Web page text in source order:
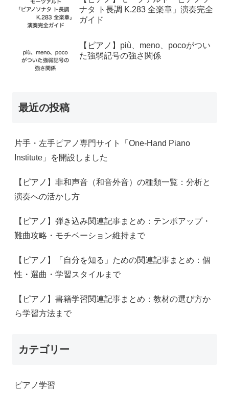
ナタ ト長調 K.283 全楽章」演奏完全
ガイド
【ピアノ】più、meno、pocoがつい
た強弱記号の強さ関係
最近の投稿
片手・左手ピアノ専門サイト「One-Hand Piano
Institute」を開設しました
【ピアノ】非和声音（和音外音）の種類一覧：分析と
演奏への活かし方
【ピアノ】弾き込み関連記事まとめ：テンポアップ・
難曲攻略・モチベーション維持まで
【ピアノ】「自分を知る」ための関連記事まとめ：個
性・選曲・学習スタイルまで
【ピアノ】書籍学習関連記事まとめ：教材の選び方か
ら学習方法まで
カテゴリー
ピアノ学習